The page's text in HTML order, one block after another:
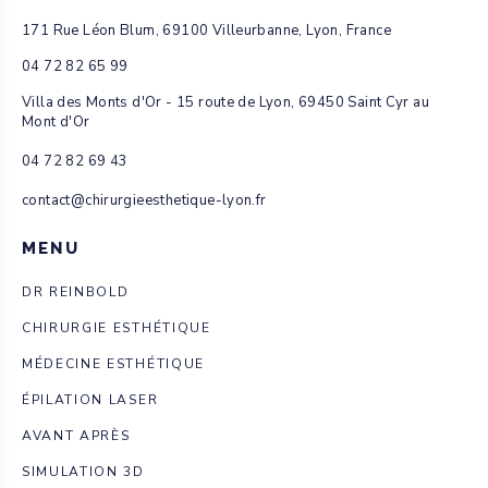
de la qualité de votre peau et
consultation permettra
DEGOUE
Bonjour, serait il possible d’avoir une idée des
tarifs pour un mini-lifting sous anesthésie local?
Est ce la meme chose qu’un lifting par ancrage
musculaire qui se fait aussi sous anesthésie
171 Rue Léon Blum, 69100 Villeurbanne, Lyon, France
04 72 82 65 99
Villa des Monts d'Or - 15 route de Lyon, 69450 Saint Cyr au
Mont d'Or
04 72 82 69 43
contact@chirurgieesthetique-lyon.fr
MENU
DR REINBOLD
CHIRURGIE ESTHÉTIQUE
MÉDECINE ESTHÉTIQUE
ÉPILATION LASER
AVANT APRÈS
SIMULATION 3D